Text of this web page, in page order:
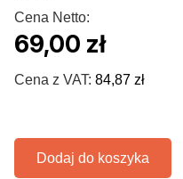
Cena Netto:
69,00 zł
Cena z VAT:84,87 zł
Dodaj do koszyka